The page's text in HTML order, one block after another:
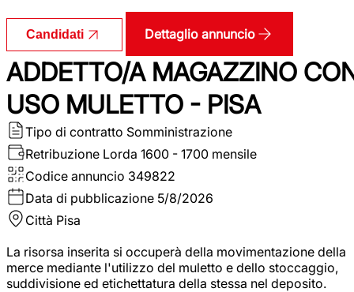
Candidati Dettaglio annuncio
ADDETTO/A MAGAZZINO
USO MULETTO - PISA
Tipo di contratto Somministrazione
Retribuzione Lorda 1600 - 1700 mensile
Codice annuncio 349822
Data di pubblicazione 5/8/2026
Città Pisa
La risorsa inserita si occuperà della movimentazione della
merce mediante l'utilizzo del muletto e dello stoccaggio,
suddivisione ed etichettatura della stessa nel deposito.